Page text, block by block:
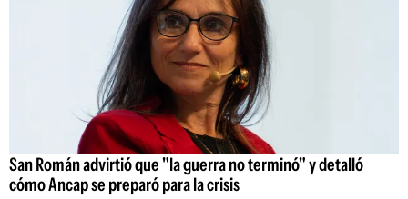
San Román advirtió que "la guerra no terminó" y detalló
cómo Ancap se preparó para la crisis